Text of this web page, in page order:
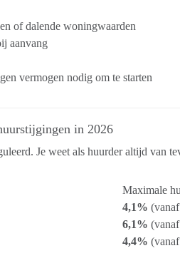
of dalende woningwaarden
aanvang
vermogen nodig om te starten
in 2026
Je weet als huurder altijd van
Maximale
4,1%
6,1%
4,4%